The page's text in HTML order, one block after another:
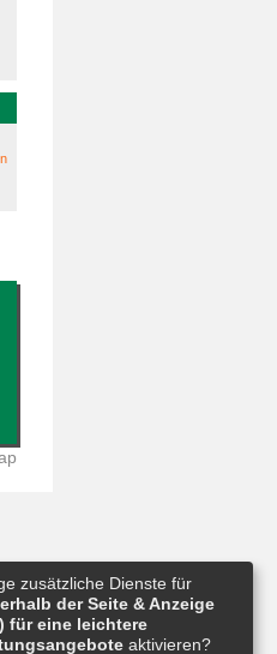
zusätzliche Dienste für
der Seite & Anzeige
für eine leichtere
aktivieren?